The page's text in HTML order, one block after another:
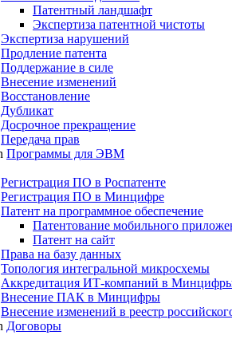
Патентный ландшафт
Экспертиза патентной чистоты
Экспертиза нарушений
Продление патента
Поддержание в силе
Внесение изменений
Восстановление
Дубликат
Досрочное прекращение
Передача прав
Программы для ЭВМ
Регистрация ПО в Роспатенте
Регистрация ПО в Минцифре
Патент на программное обеспечение
Патентование мобильного
Патент на сайт
Права на базу данных
Топология интегральной микросхемы
Аккредитация ИТ-компаний в
Внесение ПАК в Минцифры
Внесение изменений в реестр
Договоры